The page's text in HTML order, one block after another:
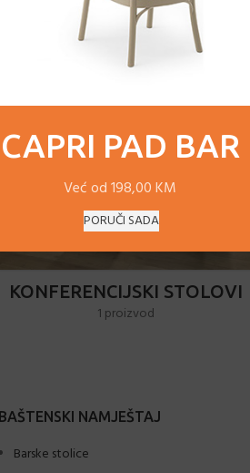
CAPRI PAD BAR
Već od 198,00 KM
PORUČI SADA
KONFERENCIJSKI STOLOVI
1 proizvod
BAŠTENSKI NAMJEŠTAJ
Barske stolice